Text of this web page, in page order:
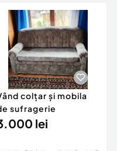
colțar și mobila
sufragerie
lei